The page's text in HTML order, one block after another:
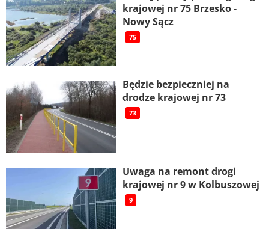
krajowej nr 75 Brzesko -
Nowy Sącz
75
Będzie bezpieczniej na
drodze krajowej nr 73
73
Uwaga na remont drogi
krajowej nr 9 w Kolbuszowej
9